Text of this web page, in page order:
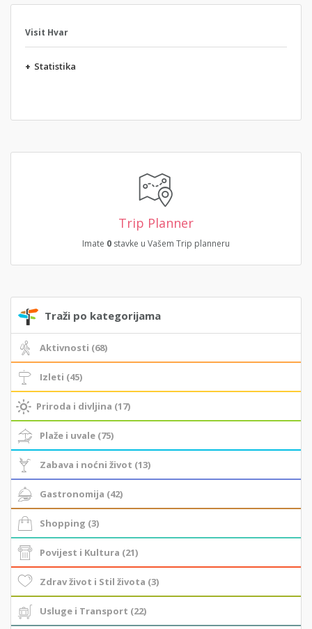
Visit Hvar
+ Statistika
Trip Planner
Imate 0 stavke u Vašem Trip planneru
Traži po kategorijama
Aktivnosti (68)
Izleti (45)
Priroda i divljina (17)
Plaže i uvale (75)
Zabava i noćni život (13)
Gastronomija (42)
Shopping (3)
Povijest i Kultura (21)
Zdrav život i Stil života (3)
Usluge i Transport (22)